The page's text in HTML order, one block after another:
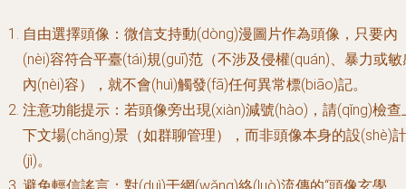
自由選擇頭像 ：微信支持動(dòng)漫圖片作為頭像，只要內
(nèi)容符合平臺(tái)規(guī)范（不涉及侵權(quán)、暴力或敏
內(nèi)容），就不會(huì)觸發(fā)任何異常標(biāo)記。
注意功能提示 ：若頭像旁出現(xiàn)減號(hào)，請(qǐng)檢查
下文場(chǎng)景（如群聊管理），而非頭像本身的設(shè)計
(jì)。